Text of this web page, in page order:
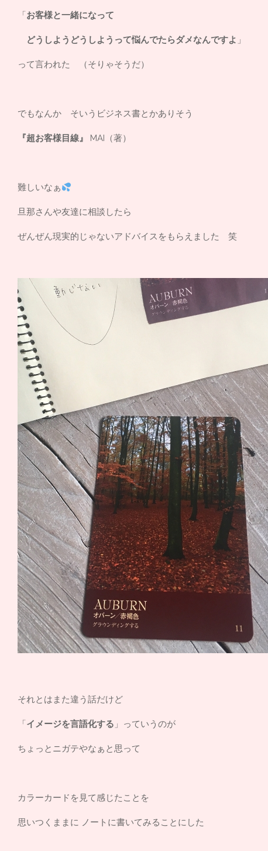
「お客様と一緒になって
どうしようどうしようって悩んでたらダメなんですよ 」
って言われた （そりゃそうだ）
でもなんか そいうビジネス書とかありそう
『超お客様目線』 MAI（著）
難しいなぁ
旦那さんや友達に相談したら
ぜんぜん現実的じゃないアドバイスをもらえました 笑
それとはまた違う話だけど
「イメージを言語化する 」っていうのが
ちょっとニガテやなぁと思って
カラーカードを見て感じたことを
思いつくままに ノートに書いてみることにした